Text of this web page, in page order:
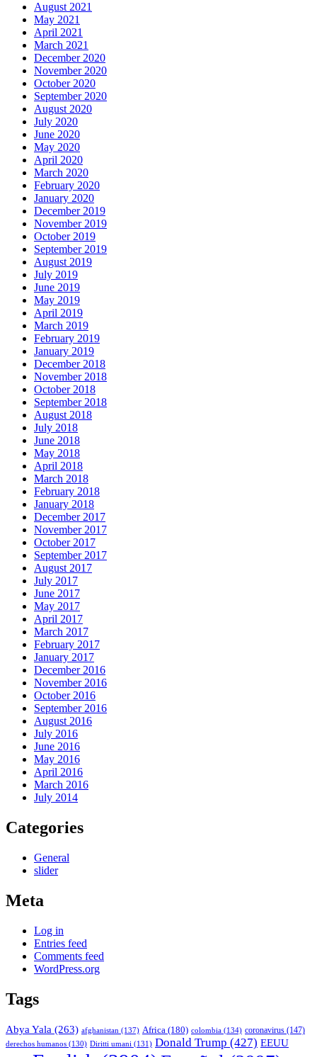
August 2021
May 2021
April 2021
March 2021
December 2020
November 2020
October 2020
September 2020
August 2020
July 2020
June 2020
May 2020
April 2020
March 2020
February 2020
January 2020
December 2019
November 2019
October 2019
September 2019
August 2019
July 2019
June 2019
May 2019
April 2019
March 2019
February 2019
January 2019
December 2018
November 2018
October 2018
September 2018
August 2018
July 2018
June 2018
May 2018
April 2018
March 2018
February 2018
January 2018
December 2017
November 2017
October 2017
September 2017
August 2017
July 2017
June 2017
May 2017
April 2017
March 2017
February 2017
January 2017
December 2016
November 2016
October 2016
September 2016
August 2016
July 2016
June 2016
May 2016
April 2016
March 2016
July 2014
Categories
General
slider
Meta
Log in
Entries feed
Comments feed
WordPress.org
Tags
Abya Yala (263) afghanistan (137) Africa (180) colombia (134) coronavirus (147)
derechos humanos (130) Diritti umani (131) Donald Trump (427) EEUU